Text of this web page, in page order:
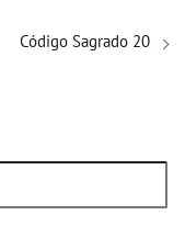
Código Sagrado 20